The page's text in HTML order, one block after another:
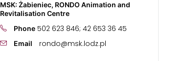
MSK: Żabieniec, RONDO Animation and
Revitalisation Centre
Phone 502 623 846; 42 653 36 45
Email rondo@msk.lodz.pl